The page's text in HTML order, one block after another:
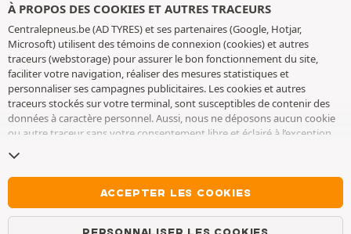
À PROPOS DES COOKIES ET AUTRES TRACEURS
Centralepneus.be (AD TYRES) et ses partenaires (Google, Hotjar,
Microsoft) utilisent des témoins de connexion (cookies) et autres
traceurs (webstorage) pour assurer le bon fonctionnement du site,
faciliter votre navigation, réaliser des mesures statistiques et
personnaliser ses campagnes publicitaires. Les cookies et autres
traceurs stockés sur votre terminal, sont susceptibles de contenir des
données à caractère personnel. Aussi, nous ne déposons aucun cookie
ou autre traceur sans votre consentement libre et éclairé à l’exception
conservons votre choix pendant 6 mois. Vous pouvez retirer votre
consentement à tout moment en vous rendant sur lapage cookies et
. Vous pouvez choisir de continuer à naviguer sans
accepter le dépôt de cookies ou autres traceurs. Le refus ne fait pas
obstacle à l’accès aux services AD TYRES. Pour plus d’informations, nous
ACCEPTER LES COOKIES